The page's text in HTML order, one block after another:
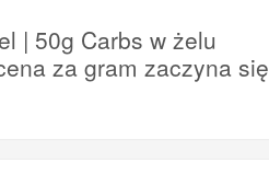
| 50g Carbs w żelu
za gram zaczyna się